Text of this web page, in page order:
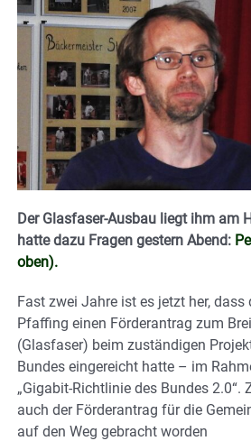
Der Glasfaser-Ausbau liegt ihm am
hatte dazu Fragen gestern Abend:
oben).
Fast zwei Jahre ist es jetzt her, dass
Pfaffing einen Förderantrag zum
(Glasfaser) beim zuständigen
Bundes eingereicht hatte – im
„Gigabit-Richtlinie des Bundes 2.0“.
auch der Förderantrag für die
auf den Weg gebracht worden